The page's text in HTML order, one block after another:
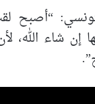
“أصبح
إن شاء الله،